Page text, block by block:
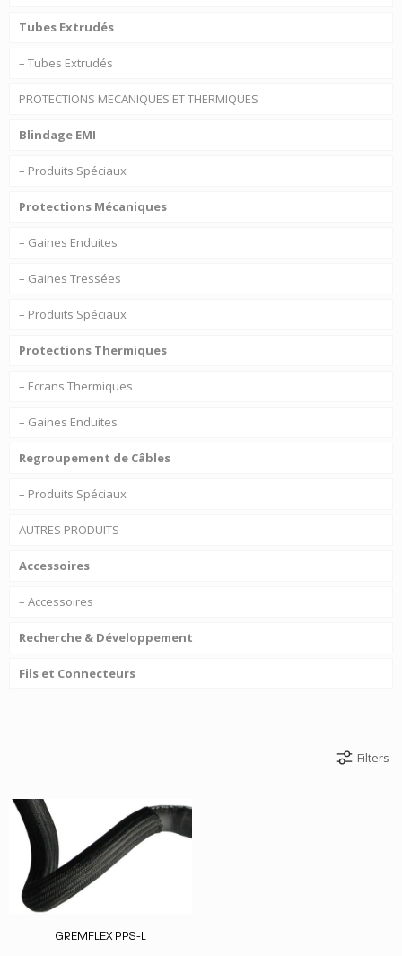
Tubes Extrudés
– Tubes Extrudés
PROTECTIONS MECANIQUES ET THERMIQUES
Blindage EMI
– Produits Spéciaux
Protections Mécaniques
– Gaines Enduites
– Gaines Tressées
– Produits Spéciaux
Protections Thermiques
– Ecrans Thermiques
– Gaines Enduites
Regroupement de Câbles
– Produits Spéciaux
AUTRES PRODUITS
Accessoires
– Accessoires
Recherche & Développement
Fils et Connecteurs
Filters
GREMFLEX PPS-L